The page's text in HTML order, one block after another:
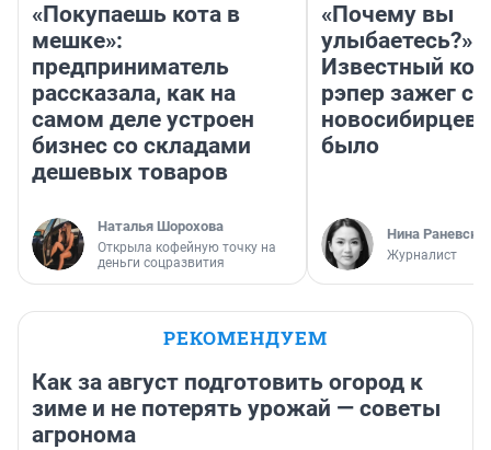
«Покупаешь кота в
мешке»:
предприниматель
рассказала, как на
самом деле устроен
бизнес со складами
дешевых товаров
Наталья Шорохова
Открыла кофейную точку на
деньги соцразвития
«Почему вы
улыбаетесь?»
Известный
рэпер зажег с
новосибирцев:
было
Нина
Журналист
РЕКОМЕНДУЕМ
Как за август подготовить огород к
зиме и не потерять урожай — советы
агронома